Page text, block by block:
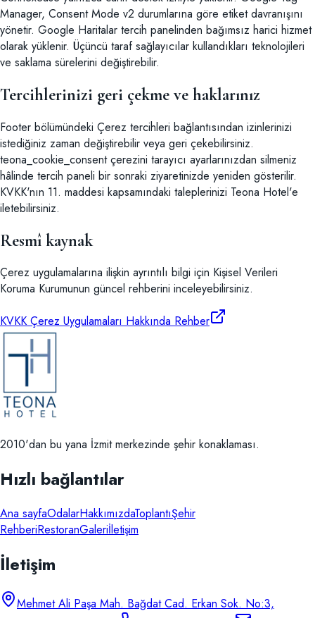
Manager, Consent Mode v2 durumlarına göre etiket davranışını
yönetir. Google Haritalar tercih panelinden bağımsız harici hizmet
olarak yüklenir. Üçüncü taraf sağlayıcılar kullandıkları teknolojileri
ve saklama sürelerini değiştirebilir.
Tercihlerinizi geri çekme ve haklarınız
Footer bölümündeki Çerez tercihleri bağlantısından izinlerinizi
istediğiniz zaman değiştirebilir veya geri çekebilirsiniz.
teona_cookie_consent çerezini tarayıcı ayarlarınızdan silmeniz
hâlinde tercih paneli bir sonraki ziyaretinizde yeniden gösterilir.
KVKK'nın 11. maddesi kapsamındaki taleplerinizi Teona Hotel'e
iletebilirsiniz.
Resmî kaynak
Çerez uygulamalarına ilişkin ayrıntılı bilgi için Kişisel Verileri
Koruma Kurumunun güncel rehberini inceleyebilirsiniz.
KVKK Çerez Uygulamaları Hakkında Rehber
2010'dan bu yana İzmit merkezinde şehir konaklaması.
Hızlı bağlantılar
Ana sayfaOdalarHakkımızdaToplantıŞehir
RehberiRestoranGaleriİletişim
İletişim
Mehmet Ali Paşa Mah. Bağdat Cad. Erkan Sok. No:3,